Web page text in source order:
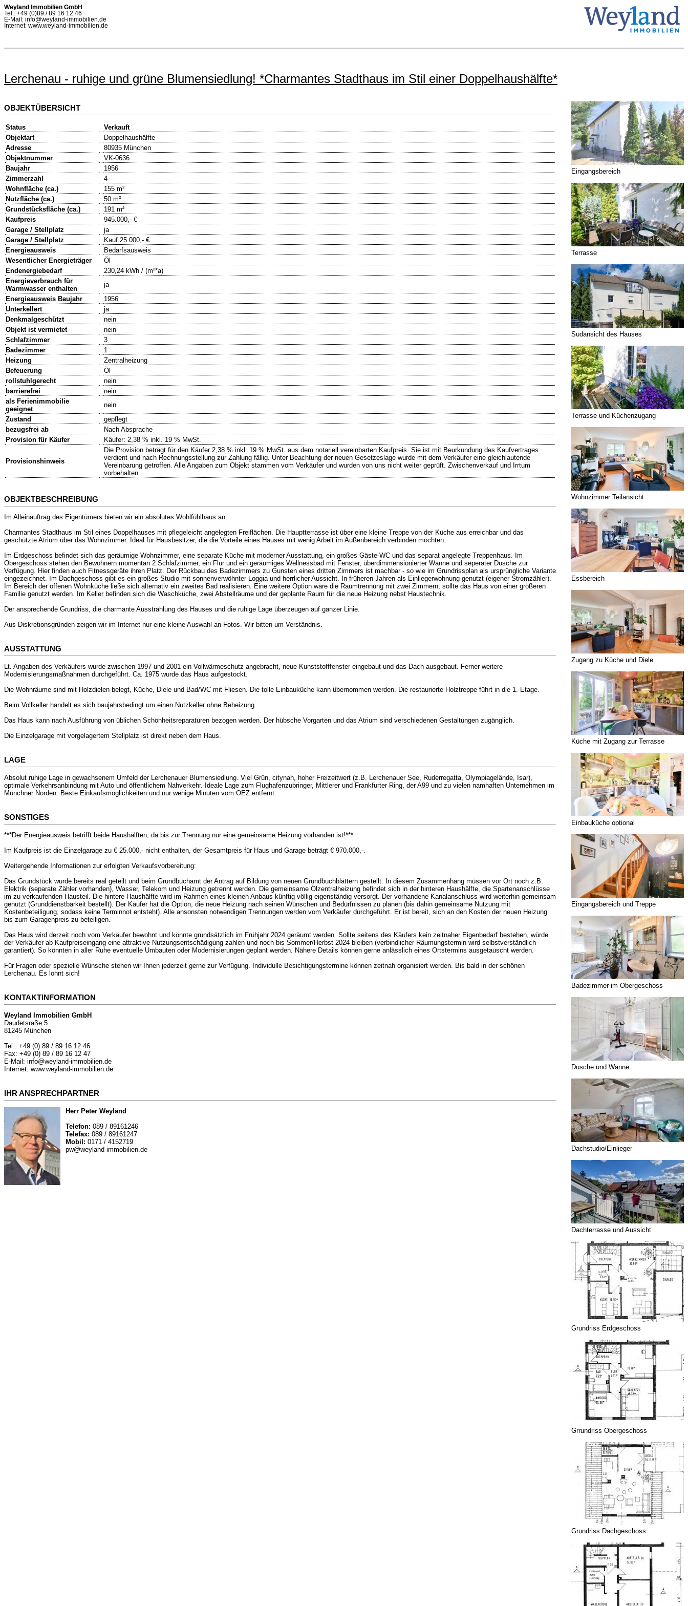
Weyland Immobilien GmbH
Tel.: +49 (0)89 / 89 16 12 46
E-Mail: info@weyland-immobilien.de
Internet: www.weyland-immobilien.de
Lerchenau - ruhige und grüne Blumensiedlung! *Charmantes Stadthaus im Stil einer Doppelhaushälfte*
OBJEKTÜBERSICHT
Status
Verkauft
Objektart
Doppelhaushälfte
Adresse
80935 München
Objektnummer
VK-0636
Baujahr
1956
Zimmerzahl
4
Wohnfläche (ca.)
155 m²
Nutzfläche (ca.)
50 m²
Grundstücksfläche (ca.)
191 m²
Kaufpreis
945.000,- €
Garage / Stellplatz
ja
Garage / Stellplatz
Kauf 25.000,- €
Energieausweis
Bedarfsausweis
Wesentlicher Energieträger
Öl
Endenergiebedarf
230,24 kWh / (m²*a)
Energieverbrauch für
Warmwasser enthalten
ja
Energieausweis Baujahr
1956
Unterkellert
ja
Denkmalgeschützt
nein
Objekt ist vermietet
nein
Schlafzimmer
3
Badezimmer
1
Heizung
Zentralheizung
Befeuerung
Öl
rollstuhlgerecht
nein
barrierefrei
nein
als Ferienimmobilie
geeignet
nein
Zustand
gepflegt
bezugsfrei ab
Nach Absprache
Provision für Käufer
Käufer: 2,38 % inkl. 19 % MwSt.
Provisionshinweis
Die Provision beträgt für den Käufer 2,38 % inkl. 19 % MwSt. aus dem notariell vereinbarten Kaufpreis. Sie ist mit Beurkundung des Kaufvertrages
verdient und nach Rechnungsstellung zur Zahlung fällig. Unter Beachtung der neuen Gesetzeslage wurde mit dem Verkäufer eine gleichlautende
Vereinbarung getroffen. Alle Angaben zum Objekt stammen vom Verkäufer und wurden von uns nicht weiter geprüft. Zwischenverkauf und Irrtum
vorbehalten..
OBJEKTBESCHREIBUNG
Im Alleinauftrag des Eigentümers bieten wir ein absolutes Wohlfühlhaus an:
Charmantes Stadthaus im Stil eines Doppelhauses mit pflegeleicht angelegten Freiflächen. Die Hauptterrasse ist über eine kleine Treppe von der Küche aus erreichbar und das
geschützte Atrium über das Wohnzimmer. Ideal für Hausbesitzer, die die Vorteile eines Hauses mit wenig Arbeit im Außenbereich verbinden möchten.
Im Erdgeschoss befindet sich das geräumige Wohnzimmer, eine separate Küche mit moderner Ausstattung, ein großes Gäste-WC und das separat angelegte Treppenhaus. Im
Obergeschoss stehen den Bewohnern momentan 2 Schlafzimmer, ein Flur und ein geräumiges Wellnessbad mit Fenster, überdimmensionierter Wanne und seperater Dusche zur
Verfügung. Hier finden auch Fitnessgeräte ihren Platz. Der Rückbau des Badezimmers zu Gunsten eines dritten Zimmers ist machbar - so wie im Grundrissplan als ursprüngliche Variante
eingezeichnet. Im Dachgeschoss gibt es ein großes Studio mit sonnenverwöhnter Loggia und herrlicher Aussicht. In früheren Jahren als Einliegerwohnung genutzt (eigener Stromzähler).
Im Bereich der offenen Wohnküche ließe sich alternativ ein zweites Bad realisieren. Eine weitere Option wäre die Raumtrennung mit zwei Zimmern, sollte das Haus von einer größeren
Familie genutzt werden. Im Keller befinden sich die Waschküche, zwei Abstellräume und der geplante Raum für die neue Heizung nebst Haustechnik.
Der ansprechende Grundriss, die charmante Ausstrahlung des Hauses und die ruhige Lage überzeugen auf ganzer Linie.
Aus Diskretionsgründen zeigen wir im Internet nur eine kleine Auswahl an Fotos. Wir bitten um Verständnis.
AUSSTATTUNG
Lt. Angaben des Verkäufers wurde zwischen 1997 und 2001 ein Vollwärmeschutz angebracht, neue Kunststofffenster eingebaut und das Dach ausgebaut. Ferner weitere
Modernisierungsmaßnahmen durchgeführt. Ca. 1975 wurde das Haus aufgestockt.
Die Wohnräume sind mit Holzdielen belegt, Küche, Diele und Bad/WC mit Fliesen. Die tolle Einbauküche kann übernommen werden. Die restaurierte Holztreppe führt in die 1. Etage.
Beim Vollkeller handelt es sich baujahrsbedingt um einen Nutzkeller ohne Beheizung.
Das Haus kann nach Ausführung von üblichen Schönheitsreparaturen bezogen werden. Der hübsche Vorgarten und das Atrium sind verschiedenen Gestaltungen zugänglich.
Die Einzelgarage mit vorgelagertem Stellplatz ist direkt neben dem Haus.
LAGE
Absolut ruhige Lage in gewachsenem Umfeld der Lerchenauer Blumensiedlung. Viel Grün, citynah, hoher Freizeitwert (z.B. Lerchenauer See, Ruderregatta, Olympiagelände, Isar),
optimale Verkehrsanbindung mit Auto und öffentlichem Nahverkehr. Ideale Lage zum Flughafenzubringer, Mittlerer und Frankfurter Ring, der A99 und zu vielen namhaften Unternehmen im
Münchner Norden. Beste Einkaufsmöglichkeiten und nur wenige Minuten vom OEZ entfernt.
SONSTIGES
***Der Energieausweis betrifft beide Haushälften, da bis zur Trennung nur eine gemeinsame Heizung vorhanden ist!***
Im Kaufpreis ist die Einzelgarage zu € 25.000,- nicht enthalten, der Gesamtpreis für Haus und Garage beträgt € 970.000,-.
Weitergehende Informationen zur erfolgten Verkaufsvorbereitung:
Das Grundstück wurde bereits real geteilt und beim Grundbuchamt der Antrag auf Bildung von neuen Grundbuchblättern gestellt. In diesem Zusammenhang müssen vor Ort noch z.B.
Elektrik (separate Zähler vorhanden), Wasser, Telekom und Heizung getrennt werden. Die gemeinsame Ölzentralheizung befindet sich in der hinteren Haushälfte, die Spartenanschlüsse
im zu verkaufenden Hausteil. Die hintere Haushälfte wird im Rahmen eines kleinen Anbaus künftig völlig eigenständig versorgt. Der vorhandene Kanalanschluss wird weiterhin gemeinsam
genutzt (Grunddienstbarkeit bestellt). Der Käufer hat die Option, die neue Heizung nach seinen Wünschen und Bedürfnissen zu planen (bis dahin gemeinsame Nutzung mit
Kostenbeteiligung, sodass keine Terminnot entsteht). Alle ansonsten notwendigen Trennungen werden vom Verkäufer durchgeführt. Er ist bereit, sich an den Kosten der neuen Heizung
bis zum Garagenpreis zu beteiligen.
Das Haus wird derzeit noch vom Verkäufer bewohnt und könnte grundsätzlich im Frühjahr 2024 geräumt werden. Sollte seitens des Käufers kein zeitnaher Eigenbedarf bestehen, würde
der Verkäufer ab Kaufpreiseingang eine attraktive Nutzungsentschädigung zahlen und noch bis Sommer/Herbst 2024 bleiben (verbindlicher Räumungstermin wird selbstverständlich
garantiert). So könnten in aller Ruhe eventuelle Umbauten oder Modernisierungen geplant werden. Nähere Details können gerne anlässlich eines Ortstermins ausgetauscht werden.
Für Fragen oder spezielle Wünsche stehen wir Ihnen jederzeit gerne zur Verfügung. Individulle Besichtigungstermine können zeitnah organisiert werden. Bis bald in der schönen
Lerchenau. Es lohnt sich!
KONTAKTINFORMATION
Weyland Immobilien GmbH
Daudetsraße 5
81245 München
Tel.: +49 (0) 89 / 89 16 12 46
Fax: +49 (0) 89 / 89 16 12 47
E-Mail: info@weyland-immobilien.de
Internet: www.weyland-immobilien.de
IHR ANSPRECHPARTNER
Herr Peter Weyland
Telefon: 089 / 89161246
Telefax: 089 / 89161247
Mobil: 0171 / 4152719
pw@weyland-immobilien.de
Eingangsbereich
Terrasse
Südansicht des Hauses
Terrasse und Küchenzugang
Wohnzimmer Teilansicht
Essbereich
Zugang zu Küche und Diele
Küche mit Zugang zur Terrasse
Einbauküche optional
Eingangsbereich und Treppe
Badezimmer im Obergeschoss
Dusche und Wanne
Dachstudio/Einlieger
Dachterrasse und Aussicht
Grundriss Erdgeschoss
Grrundriss Obergeschoss
Grundriss Dachgeschoss